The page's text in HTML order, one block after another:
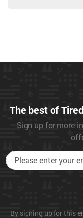
The best of
Sign up for more
By signing up for this